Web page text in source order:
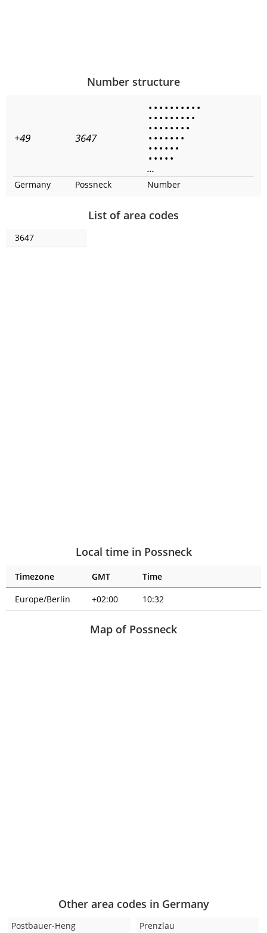
Number structure
+49 3647
• • • • • • • • • •
• • • • • • • • •
• • • • • • • •
• • • • • • •
• • • • • •
• • • • •
...
Germany Possneck Number
List of area codes
3647
Local time in Possneck
Timezone GMT
Time
Europe/Berlin
+02:00 10:32
Map of Possneck
Other area codes in Germany
Postbauer-Heng Prenzlau